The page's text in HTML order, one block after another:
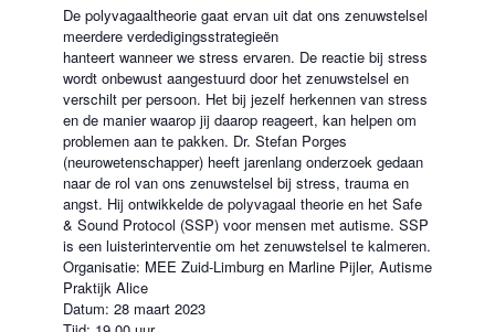
De polyvagaaltheorie gaat ervan uit dat ons zenuwstelsel
meerdere verdedigingsstrategieën
hanteert wanneer we stress ervaren. De reactie bij stress
wordt onbewust aangestuurd door het zenuwstelsel en
verschilt per persoon. Het bij jezelf herkennen van stress
en de manier waarop jij daarop reageert, kan helpen om
problemen aan te pakken. Dr. Stefan Porges
(neurowetenschapper) heeft jarenlang onderzoek gedaan
naar de rol van ons zenuwstelsel bij stress, trauma en
angst. Hij ontwikkelde de polyvagaal theorie en het Safe
& Sound Protocol (SSP) voor mensen met autisme. SSP
is een luisterinterventie om het zenuwstelsel te kalmeren.
Organisatie: MEE Zuid-Limburg en Marline Pijler, Autisme
Praktijk Alice
Datum: 28 maart 2023